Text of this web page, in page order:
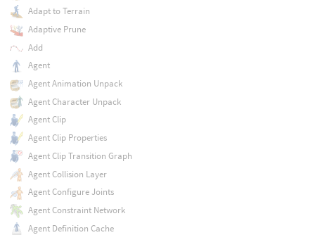
Adapt to Terrain
Adaptive Prune
Add
Agent
Agent Animation Unpack
Agent Character Unpack
Agent Clip
Agent Clip Properties
Agent Clip Transition Graph
Agent Collision Layer
Agent Configure Joints
Agent Constraint Network
Agent Definition Cache